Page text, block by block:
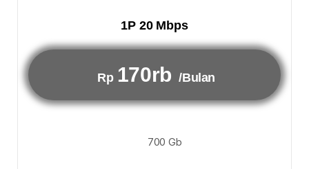
1P 20 Mbps
Rp 170rb /Bulan
700 Gb